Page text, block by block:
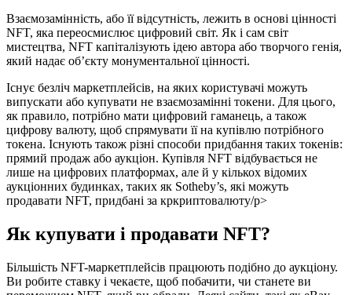
Взаємозамінність, або її відсутність, лежить в основі цінності
NFT, яка переосмислює цифровий світ. Як і сам світ
мистецтва, NFT капіталізують ідею автора або творчого генія,
який надає об’єкту монументальної цінності.
Існує безліч маркетплейсів, на яких користувачі можуть
випускати або купувати не взаємозамінні токени. Для цього,
як правило, потрібно мати цифровий гаманець, а також
цифрову валюту, щоб спрямувати її на купівлю потрібного
токена. Існують також різні способи придбання таких токенів:
прямий продаж або аукціон. Купівля NFT відбувається не
лише на цифрових платформах, але й у кількох відомих
аукціонних будинках, таких як Sotheby’s, які можуть
продавати NFT, придбані за кркриптовалюту/p>
Як купувати і продавати NFT?
Більшість NFT-маркетплейсів працюють подібно до аукціону.
Ви робите ставку і чекаєте, щоб побачити, чи станете ви